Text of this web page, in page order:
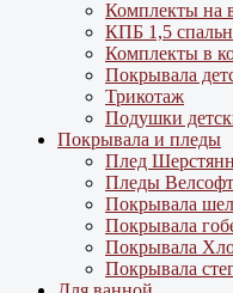
Комплекты на
КПБ 1,5
Комплекты в
Покрывала
Трикотаж
Подушки
Покрывала и пледы
Плед
Пледы Велсофт
Покрывала
Покрывала
Покрывала
Покрывала